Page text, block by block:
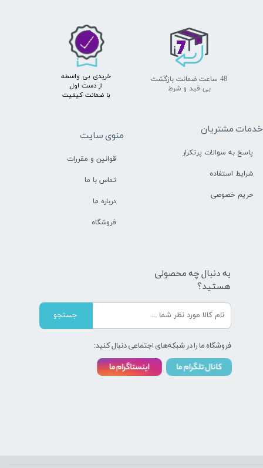
48 ساعت ضمانت بازگشت
بی قید و شرط
خریدی بی واسطه
از دست اول
با ضمانت کیفیت
خدمات مشتریان
پاسخ به سوالات پرتکرار
شرایط استفاده
حریم خصوصی
منوی سایت
قوانین و مقررات
تماس با ما
درباره ما
فروشگاه
به دنبال چه محصولی
هستید؟
جستجو
فروشگاه ما را در شبکه‌های اجتماعی دنبال کنید: